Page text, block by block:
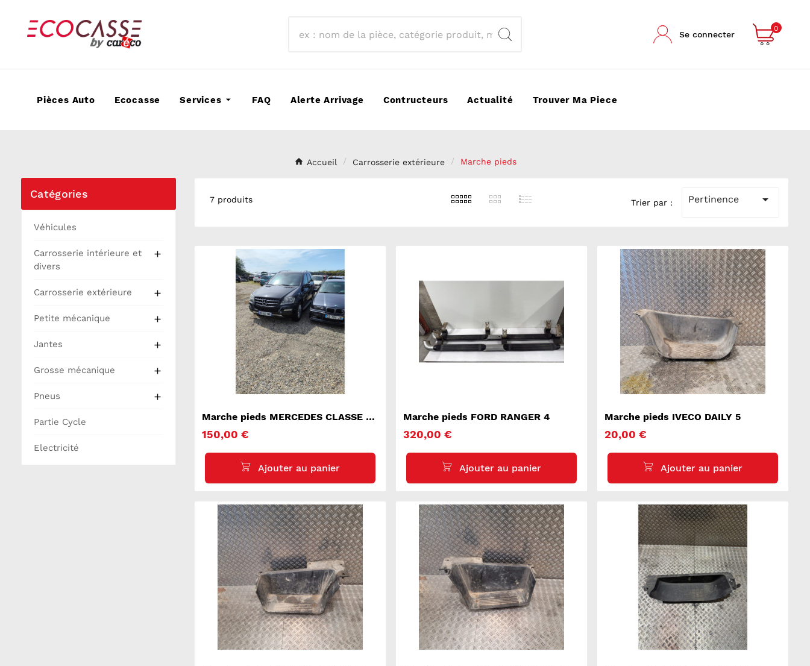
Se connecter
0
Pièces Auto Ecocasse Services FAQ Alerte Arrivage Contructeurs Actualité Trouver Ma Piece
Accueil Carrosserie extérieure Marche pieds
Catégories
Véhicules
Carrosserie intérieure et
divers

Carrosserie extérieure 
Petite mécanique 
Jantes 
Grosse mécanique 
Pneus 
Partie Cycle
Electricité
7 produits Trier par : Pertinence 
Marche pieds MERCEDES CLASSE M
150,00 €
Marche pieds FORD RANGER 4
320,00 €
Marche pieds IVECO DAILY 5
20,00 €